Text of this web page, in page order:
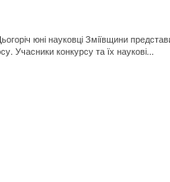
юні науковці Зміївщини
Учасники конкурсу та їх наукові...